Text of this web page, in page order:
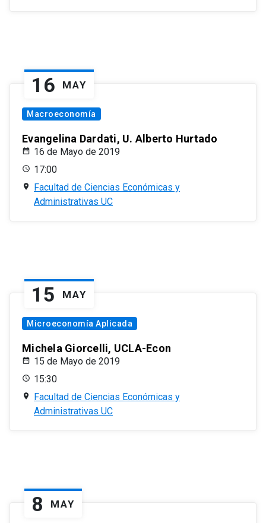
16 MAY
Macroeconomía
Evangelina Dardati, U. Alberto Hurtado
16 de Mayo de 2019
17:00
Facultad de Ciencias Económicas y
Administrativas UC
15 MAY
Microeconomía Aplicada
Michela Giorcelli, UCLA-Econ
15 de Mayo de 2019
15:30
Facultad de Ciencias Económicas y
Administrativas UC
8 MAY